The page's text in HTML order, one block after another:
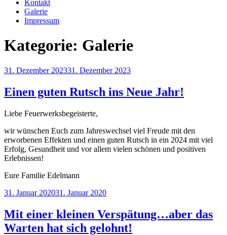
Kontakt
Galerie
Impressum
Kategorie: Galerie
Veröffentlicht
31. Dezember 202331. Dezember 2023
Einen guten Rutsch ins Neue Jahr!
Liebe Feuerwerksbegeisterte,
wir wünschen Euch zum Jahreswechsel viel Freude mit den
erworbenen Effekten und einen guten Rutsch in ein 2024 mit viel
Erfolg, Gesundheit und vor allem vielen schönen und positiven
Erlebnissen!
Eure Familie Edelmann
Veröffentlicht
31. Januar 202031. Januar 2020
Mit einer kleinen Verspätung…aber das
Warten hat sich gelohnt!